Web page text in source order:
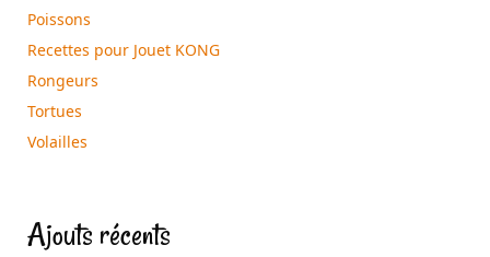
Poissons
Recettes pour Jouet KONG
Rongeurs
Tortues
Volailles
Ajouts récents